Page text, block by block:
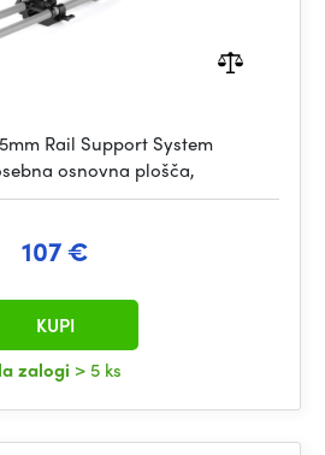
Rail Support System
osnovna plošča,
107 €
zalogi > 5 ks
KUPI